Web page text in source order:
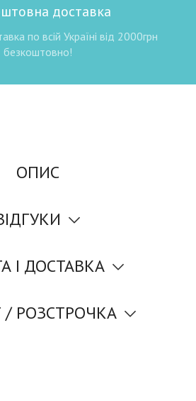
доставка
по всій Україні від 2000грн
безкоштовно!
ОПИС
І ДОСТАВКА
/ РОЗСТРОЧКА